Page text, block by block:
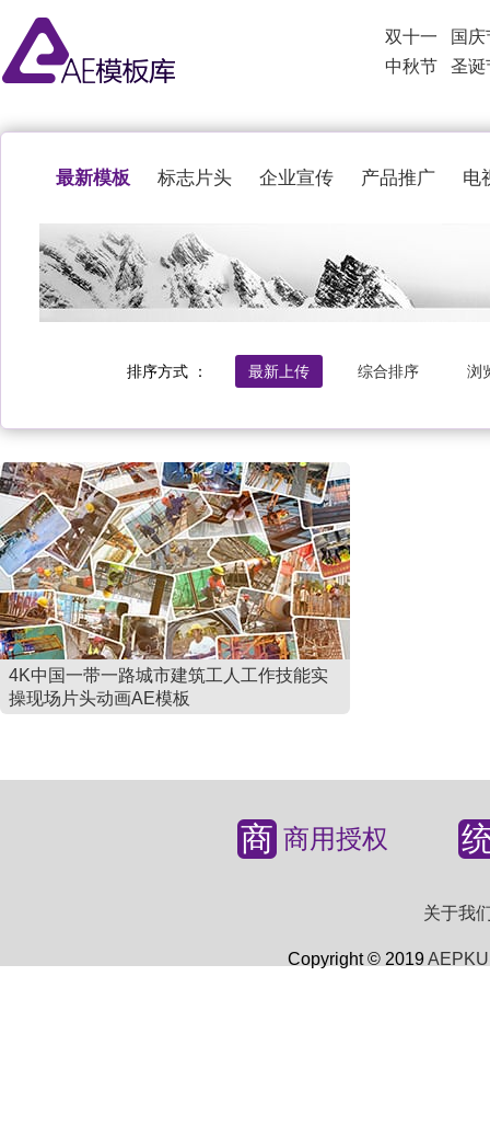
双十一
中秋节
国庆
圣诞
最新模板 标志片头 企业宣传 产品推广 电
排序方式 ： 最新上传 综合排序 浏
4K中国一带一路城市建筑工人工作技能实
操现场片头动画AE模板
商 商用授权
关于我
Copyright © 2019